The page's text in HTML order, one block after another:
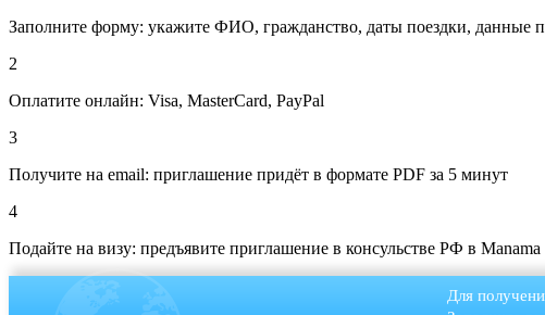
Заполните форму: укажите ФИО, гражданство, даты поездки, данные
2
Оплатите онлайн: Visa, MasterCard, PayPal
3
Получите на email: приглашение придёт в формате PDF за 5 минут
4
Подайте на визу: предъявите приглашение в консульстве РФ в Manama
Для